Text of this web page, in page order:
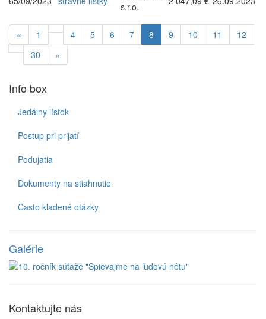
s.r.o.
« 1 4 5 6 7 8 9 10 11
12
30
»
Info box
Jedálny lístok
Postup pri prijatí
Podujatia
Dokumenty na stiahnutie
Často kladené otázky
Galérie
Kontaktujte nás